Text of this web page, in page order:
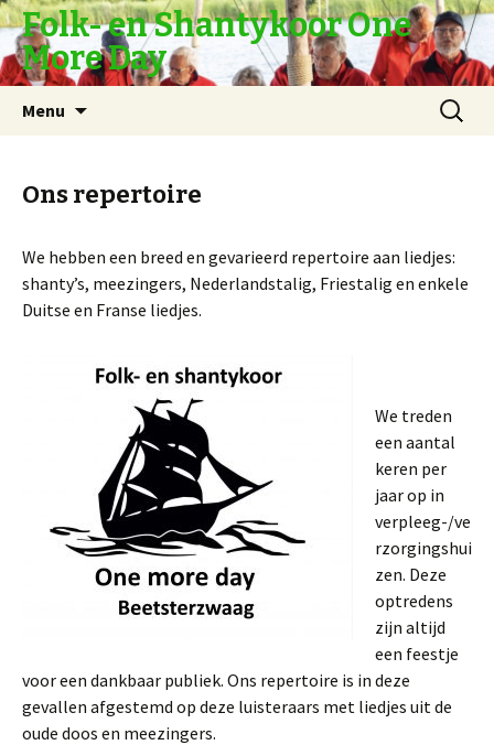
Folk- en Shantykoor One
More Day
Menu
Zoeken
naar:
Ons repertoire
We hebben een breed en gevarieerd repertoire aan liedjes:
shanty’s, meezingers, Nederlandstalig, Friestalig en enkele
Duitse en Franse liedjes.
We treden
een aantal
keren per
jaar op in
verpleeg-/ve
rzorgingshui
zen. Deze
optredens
zijn altijd
een feestje
voor een dankbaar publiek. Ons repertoire is in deze
gevallen afgestemd op deze luisteraars met liedjes uit de
oude doos en meezingers.